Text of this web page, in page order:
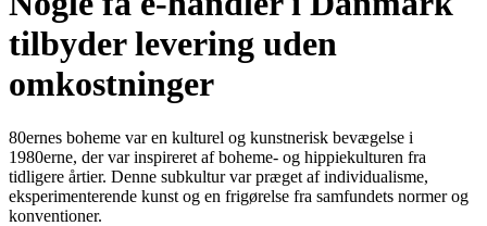
tilbyder levering uden
omkostninger
80ernes boheme var en kulturel og kunstnerisk bevægelse i
1980erne, der var inspireret af boheme- og hippiekulturen fra
tidligere årtier. Denne subkultur var præget af individualisme,
eksperimenterende kunst og en frigørelse fra samfundets normer og
konventioner.